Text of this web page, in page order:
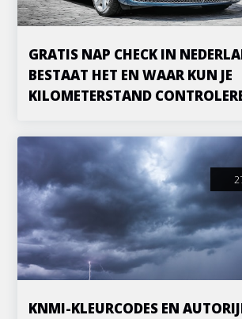
GRATIS NAP CHECK IN
BESTAAT HET EN WAAR KUN JE
KILOMETERSTAND
KNMI-KLEURCODES EN